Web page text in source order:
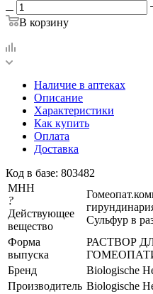
В корзину
Наличие в аптеках
Описание
Характеристики
Как купить
Оплата
Доставка
Код в базе: 803482
МНН
?
Действующее
вещество
Сульфур в
Форма
выпуска
РАСТВОР
Бренд
Biologische
Производитель Biologische